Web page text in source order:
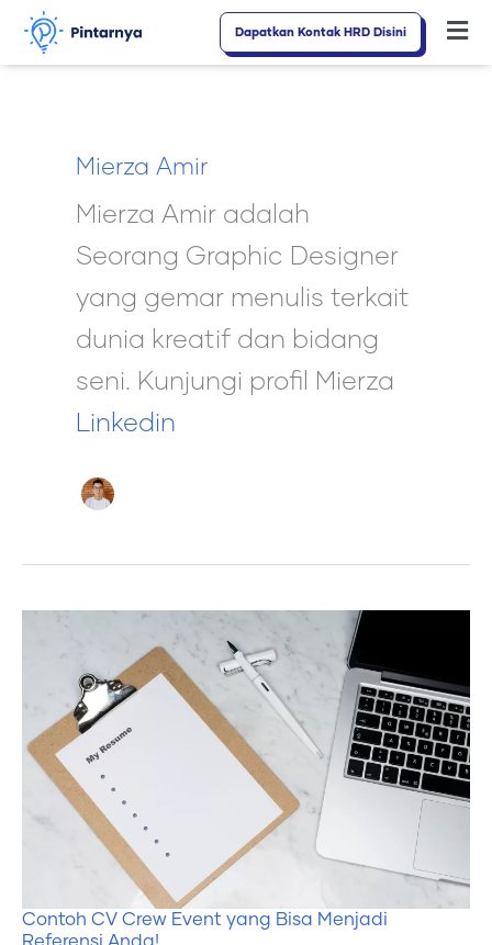
Lewati
Dapatkan Kontak HRD Disini
Mierza Amir
Mierza Amir adalah
Seorang Graphic Designer
yang gemar menulis terkait
dunia kreatif dan bidang
seni. Kunjungi profil Mierza
Linkedin
Contoh CV Crew Event yang Bisa Menjadi
Contoh
Event
yang
Bisa
Menjadi